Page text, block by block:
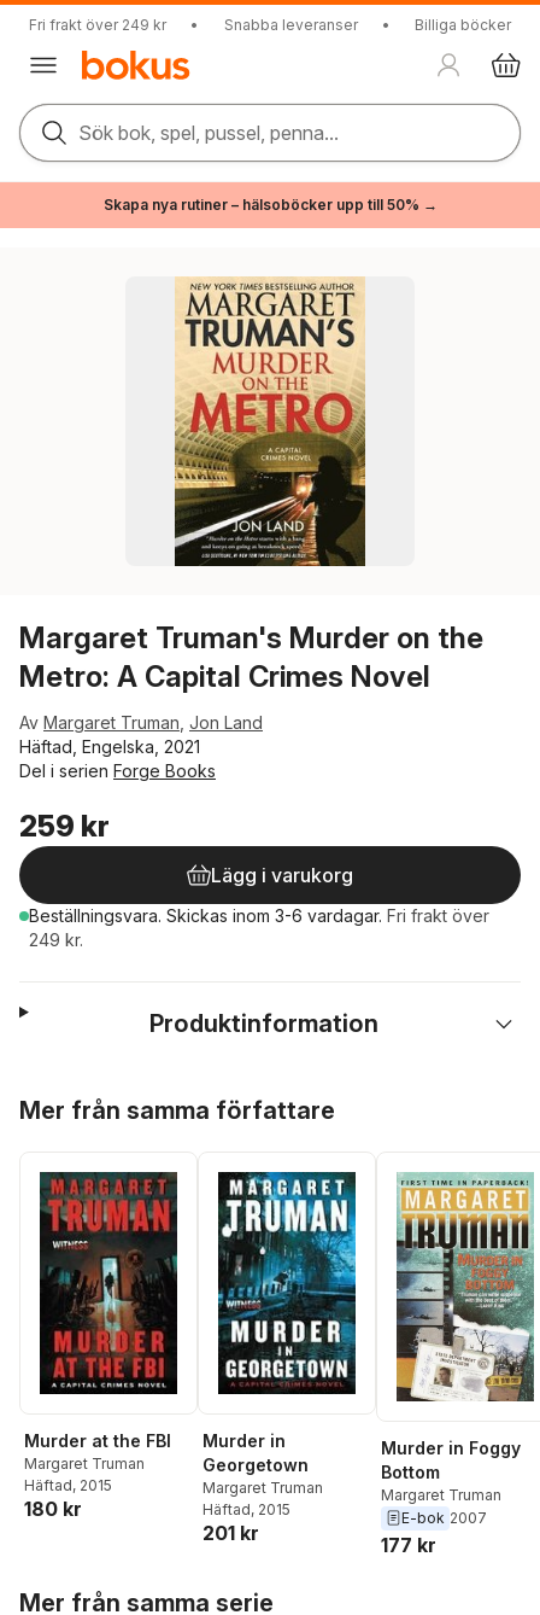
Fri frakt över 249 kr • Snabba leveranser • Billiga böcker
Sök bok, spel, pussel, penna...
Skapa nya rutiner – hälsoböcker upp till 50% →
Margaret Truman's Murder on the
Metro: A Capital Crimes Novel
Av Margaret Truman Jon Land
Häftad, Engelska, 2021
Del i serien Forge Books
259 kr
Lägg i varukorg
Beställningsvara. Skickas inom 3-6 vardagar. Fri frakt över
249 kr.
Produktinformation
Mer från samma författare
Murder at the FBI
Margaret Truman
Häftad, 2015
180 kr
Murder in
Georgetown
Margaret Truman
Häftad, 2015
201 kr
Murder in Foggy
Bottom
Margaret Truman
E-bok 2007
177 kr
Mer från samma serie